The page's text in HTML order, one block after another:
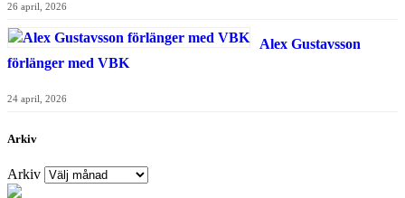
26 april, 2026
Alex Gustavsson
förlänger med VBK
24 april, 2026
Arkiv
Arkiv